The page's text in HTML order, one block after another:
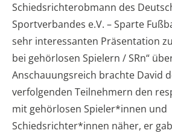
Schiedsrichterobmann des
Sportverbandes e.V. – Sparte
sehr interessanten Präsentation
bei gehörlosen Spielern / SRn“
Anschauungsreich brachte David
verfolgenden Teilnehmern den
mit gehörlosen Spieler*innen und
Schiedsrichter*innen näher, er